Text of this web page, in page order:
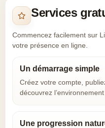
Services
Commencez facilement sur
votre présence en ligne.
Un démarrage simple
Créez votre compte,
découvrez
Une progression